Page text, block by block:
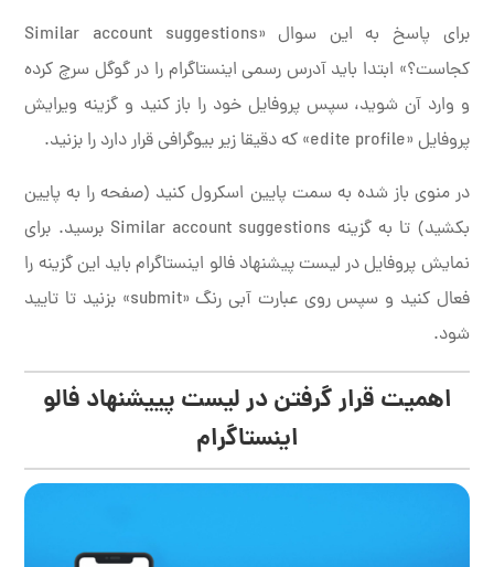
برای پاسخ به این سوال «Similar account suggestions
کجاست؟» ابتدا باید آدرس رسمی اینستاگرام را در گوگل سرچ کرده
و وارد آن شوید، سپس پروفایل خود را باز کنید و گزینه ویرایش
پروفایل «edite profile» که دقیقا زیر بیوگرافی قرار دارد را بزنید.
در منوی باز شده به سمت پایین اسکرول کنید (صفحه را به پایین
بکشید) تا به گزینه Similar account suggestions برسید. برای
نمایش پروفایل در لیست پیشنهاد فالو اینستاگرام باید این گزینه را
فعال کنید و سپس روی عبارت آبی رنگ «submit» بزنید تا تایید
شود.
اهمیت قرار گرفتن در لیست پییشنهاد فالو
اینستاگرام